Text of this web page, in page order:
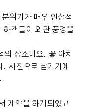
위기가 매우 인상적
하객들이 외관 풍경을
의 장소네요. 꽃 아치
사진으로 남기기에
계약을 하게되었고